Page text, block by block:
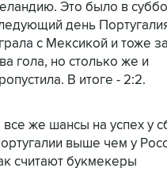
Это было в
день
с Мексикой и тоже
гола, но столько же и
В итоге - 2:2.
все же шансы на успех у
выше чем у
считают букмекеры